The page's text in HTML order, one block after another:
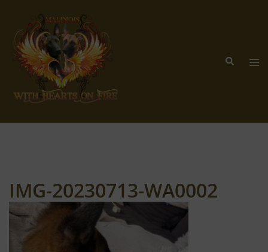
springen
Suche
IMG-20230713-WA0002